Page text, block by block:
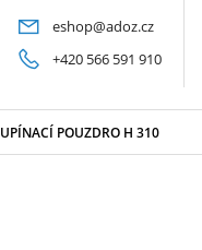
eshop@adoz.cz
+420 566 591 910
UPÍNACÍ POUZDRO H 310